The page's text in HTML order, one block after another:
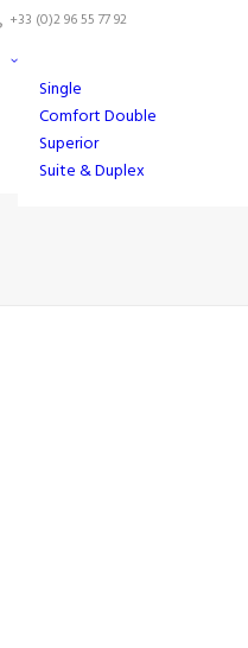
+33 (0)2 96 55 77 92
Single
Comfort Double
Superior
Suite & Duplex